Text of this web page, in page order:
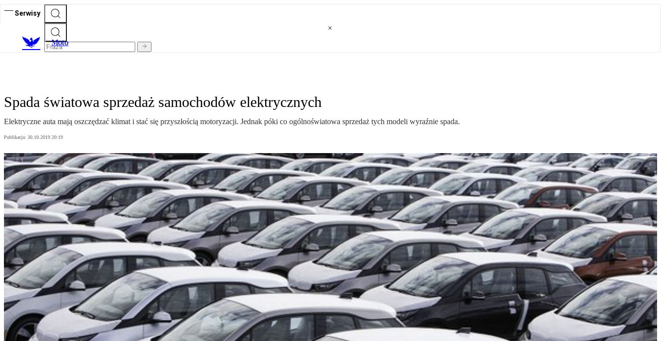
Serwisy
Moto
Spada światowa sprzedaż samochodów elektrycznych
Elektryczne auta mają oszczędzać klimat i stać się przyszłością motoryzacji. Jednak póki co ogólnoświatowa sprzedaż tych modeli wyraźnie spada.
Publikacja: 30.10.2019 20:19